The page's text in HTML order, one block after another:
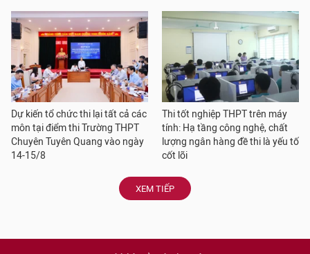
Dự kiến tổ chức thi lại tất cả các
môn tại điểm thi Trường THPT
Chuyên Tuyên Quang vào ngày
14-15/8
Thi tốt nghiệp THPT trên máy
tính: Hạ tầng công nghệ, chất
lượng ngân hàng đề thi là yếu tố
cốt lõi
XEM TIẾP